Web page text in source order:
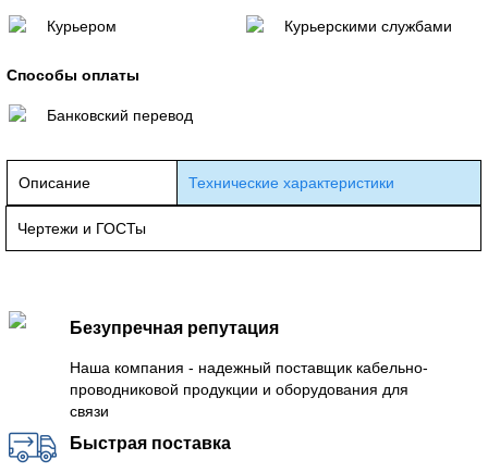
Курьером Курьерскими службами
Способы оплаты
Банковский перевод
Описание Технические характеристики
Чертежи и ГОСТы
Безупречная репутация
Наша компания - надежный поставщик кабельно-
проводниковой продукции и оборудования для
связи
Быстрая поставка